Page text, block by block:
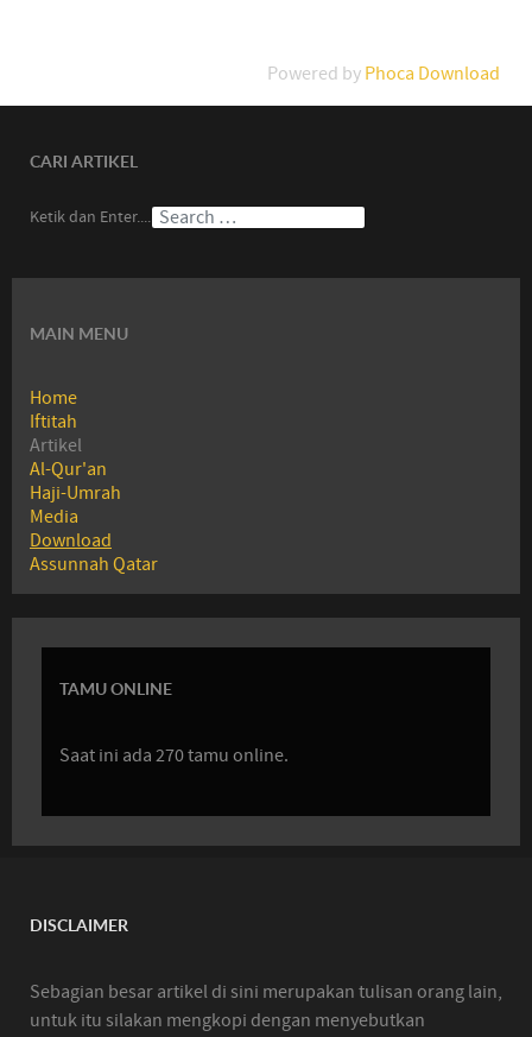
Powered by Phoca Download
CARI ARTIKEL
Ketik dan Enter....
MAIN MENU
Home
Iftitah
Artikel
Al-Qur'an
Haji-Umrah
Media
Download
Assunnah Qatar
TAMU ONLINE
Saat ini ada 270 tamu online.
DISCLAIMER
Sebagian besar artikel di sini merupakan tulisan orang lain,
untuk itu silakan mengkopi dengan menyebutkan